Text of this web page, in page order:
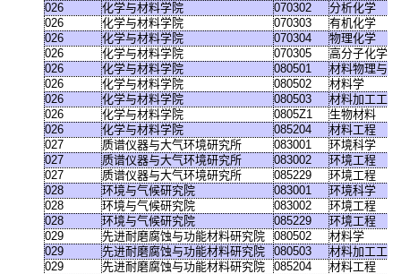
026
化学与材料学院 070302
分析化学
026
化学与材料学院 070303
有机化学
026
化学与材料学院 070304
物理化学
026
化学与材料学院 070305
高分子化学
026
化学与材料学院 080501
材料物理与
026
化学与材料学院 080502
材料学
026
化学与材料学院 080503
材料加工工程
026
化学与材料学院 0805Z1
生物材料
026
化学与材料学院 085204
材料工程
027
质谱仪器与大气环境研究所 083001
环境科学
027
质谱仪器与大气环境研究所 083002
环境工程
027
质谱仪器与大气环境研究所 085229
环境工程
028
环境与气候研究院 083001
环境科学
028
环境与气候研究院 083002
环境工程
028
环境与气候研究院 085229
环境工程
029
先进耐磨腐蚀与功能材料研究院 080502
材料学
029
先进耐磨腐蚀与功能材料研究院 080503
材料加工工程
029
先进耐磨腐蚀与功能材料研究院 085204
材料工程